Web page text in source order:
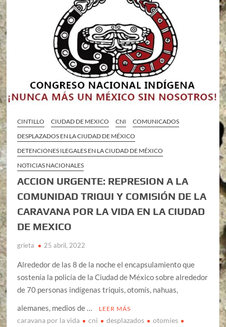
CINTILLO CIUDAD DE MEXICO CNI
COMUNICADOS
DESPLAZADOS EN LA CIUDAD DE MÉXICO
DETENCIONES ILEGALES EN LA CIUDAD DE MÉXICO
NOTICIAS NACIONALES
ACCION URGENTE: REPRESION A LA
COMUNIDAD TRIQUI Y COMISIÓN DE LA
CARAVANA POR LA VIDA EN LA CIUDAD
DE MEXICO
grieta 25 abril, 2022
Alrededor de las 8 de la noche el encapsulamiento que
sostenía la policía de la Ciudad de México sobre alrededor
de 70 personas indígenas triquis, otomís, nahuas,
alemanes, medios de …
LEER MÁS
caravana por la vida cni desplazados
otomíes